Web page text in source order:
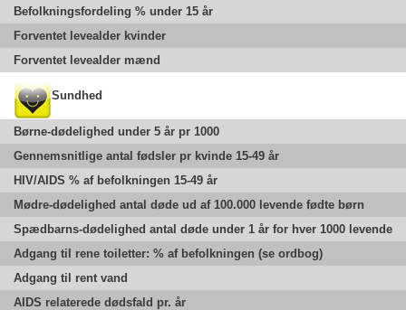
Befolkningsfordeling % under 15 år
Forventet levealder kvinder
Forventet levealder mænd
Sundhed
Børne-dødelighed under 5 år pr 1000
Gennemsnitlige antal fødsler pr kvinde 15-49 år
HIV/AIDS % af befolkningen 15-49 år
Mødre-dødelighed antal døde ud af 100.000 levende fødte børn
Spædbarns-dødelighed antal døde under 1 år for hver 1000 levende
Adgang til rene toiletter: % af befolkningen (se ordbog)
Adgang til rent vand
AIDS relaterede dødsfald pr. år